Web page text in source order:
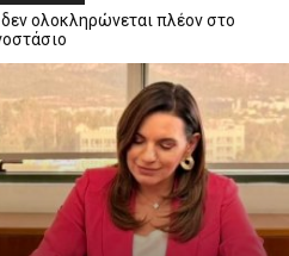
ολοκληρώνεται πλέον στο
με ρεκόρ λειτουργικής
€4,87 δισ